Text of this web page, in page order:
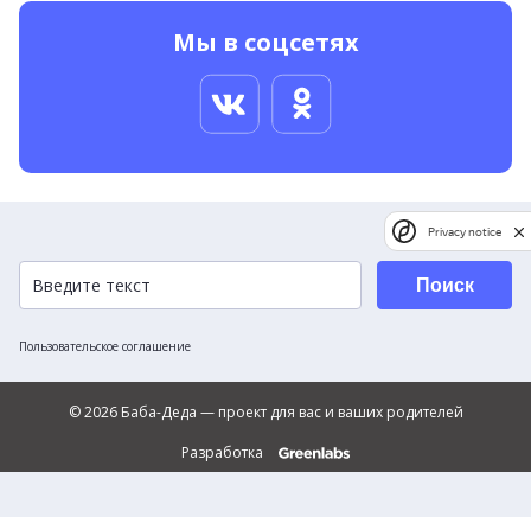
Мы в соцсетях
Пользовательское соглашение
Поиск
© 2026 Баба-Деда — проект для вас и ваших родителей
Разработка
Privacy notice